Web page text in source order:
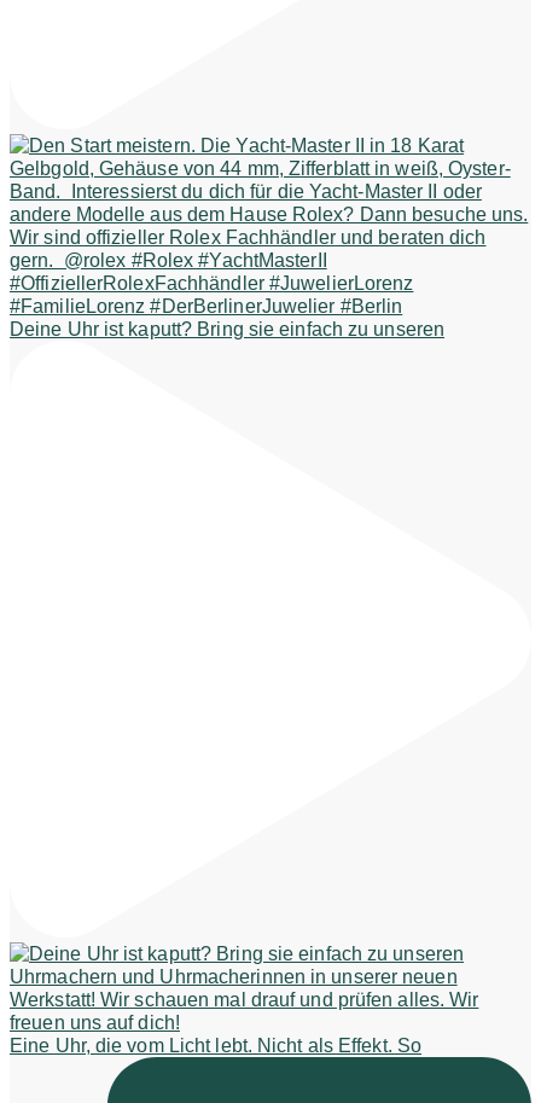
Deine Uhr ist kaputt? Bring sie einfach zu unseren
Eine Uhr, die vom Licht lebt. Nicht als Effekt. So